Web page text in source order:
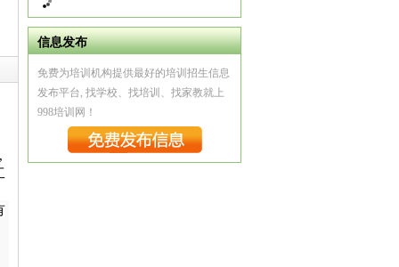
信息发布
免费为培训机构提供最好的培训招生信息
发布平台, 找学校、找培训、找家教就上
998培训网！